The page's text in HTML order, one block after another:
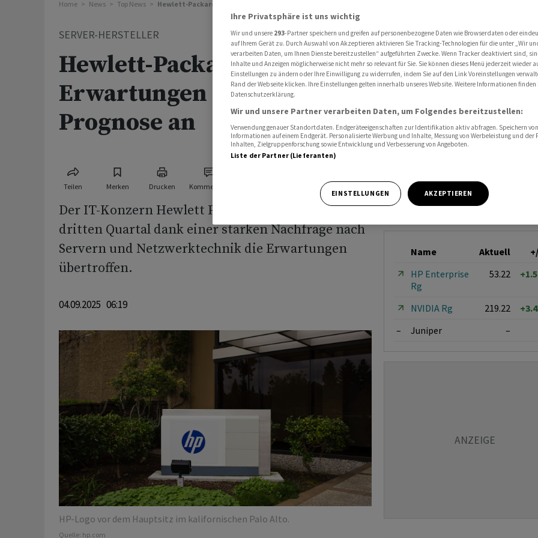
Home News Top News Hewlett-Packard übertrifft Erwartungen und hebt Prognose an
SERVER-HERSTELLER
Hewlett-Packard übertrifft
Erwartungen und hebt
Prognose an
Teilen Merken Drucken Kommentare
Der IT-Konzern Hewlett Packard Enterprise hat im
dritten Quartal dank einer starken Nachfrage nach
Servern und Netzwerktechnik die Erwartungen
übertroffen.
04.09.2025 06:19
HP-Logo vor dem Hauptsitz im kalifornischen Palo Alto.
Quelle: hp.com
Name Aktuell
HP Enterprise
Rg
53.22
NVIDIA Rg 219.22
–
Juniper –
Ihre Privatsphäre ist uns wichtig
Wir und unsere 293-Partner speichern und greifen auf personenbezogene Daten wie Browserdaten oder
auf Ihrem Gerät zu. Durch Auswahl von Akzeptieren aktivieren Sie Tracking-Technologien für die unter „Wir
verarbeiten Daten, um Ihnen Dienste bereitzustellen“ aufgeführten Zwecke. Wenn Tracker deaktiviert sind,
Inhalte und Anzeigen möglicherweise nicht mehr so relevant für Sie. Sie können dieses Menü jederzeit wieder
Einstellungen zu ändern oder Ihre Einwilligung zu widerrufen, indem Sie auf den Link Voreinstellungen
Rand der Webseite klicken. Ihre Einstellungen gelten innerhalb unseres Website. Weitere Informationen finden
Datenschutzerklärung.
Wir und unsere Partner verarbeiten Daten, um Folgendes bereitzustellen:
Verwendung genauer Standortdaten. Endgeräteeigenschaften zur Identifikation aktiv abfragen. Speichern
Informationen auf einem Endgerät. Personalisierte Werbung und Inhalte, Messung von Werbeleistung und der
Inhalten, Zielgruppenforschung sowie Entwicklung und Verbesserung von Angeboten.
Liste der Partner (Lieferanten)
EINSTELLUNGEN AKZEPTIEREN